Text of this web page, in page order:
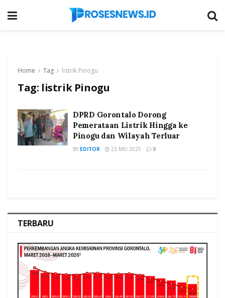
Home Tag listrik Pinogu
Tag: listrik Pinogu
DPRD Gorontalo Dorong
Pemerataan Listrik Hingga ke
Pinogu dan Wilayah Terluar
BY EDITOR 23 MEI 2025 0
TERBARU